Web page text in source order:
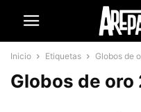
Inicio Etiquetas Globos de
Globos de oro